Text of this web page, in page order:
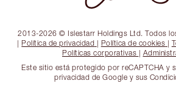
2013-2026 © Islestarr Holdings Ltd. Todos
| Política de privacidad | Política de cookies |
Políticas corporativas |
Este sitio está protegido por reCAPTCHA y
privacidad de Google y sus